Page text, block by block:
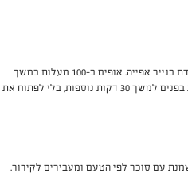
יוצרים מהמרנג קעריות קטנות על תבנית מרופדת בנייר אפייה. אופים ב-100 מעלות במשך
שעה ורבע. מכבים את התנור ומשאירים את הפבלובות בפנים למשך 30 דקות נוספות, בלי לפתוח את
עם סוכר לפי הטעם ומעבירים לקירור.